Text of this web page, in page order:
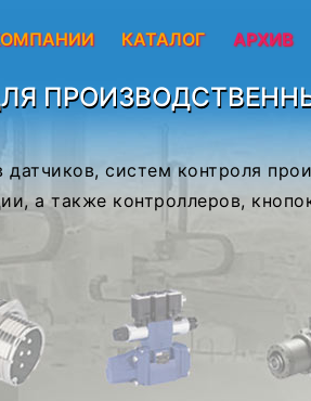
КАТАЛОГ АРХИВ
систем контроля
а также контроллеров,